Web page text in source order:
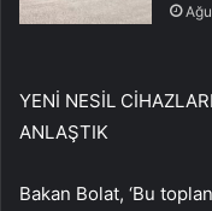
YENİ NESİL
ANLAŞTIK
Bakan Bolat, ‘Bu